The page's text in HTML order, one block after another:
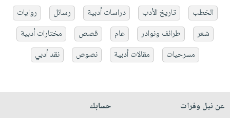
الخطب
تاريخ الأدب دراسات أدبية رسائل
روايات
شعر
طرائف ونوادر عام قصص
مختارات أدبية
مسرحيات
مقالات أدبية نصوص نقد أدبي
عن نيل وفرات
حسابك